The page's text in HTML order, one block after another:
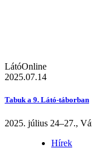
LátóOnline
2025.07.14
Tabuk a 9. Látó-táborban
2025. július 24–27.,
Hírek